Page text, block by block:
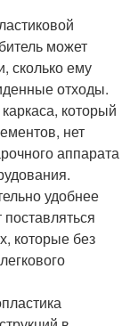
может
сколько ему
отходы.
который
нет
аппарата
удобнее
которые без